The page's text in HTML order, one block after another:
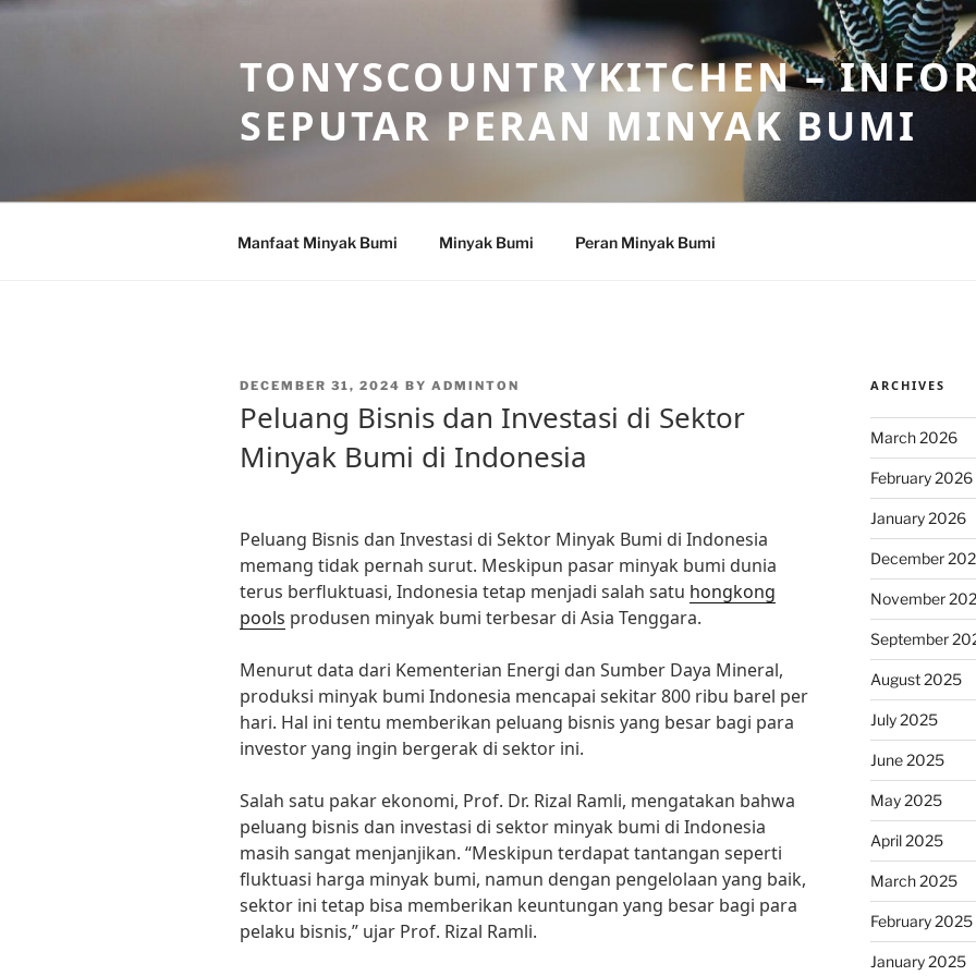
Skip
TONYSCOUNTRYKITCHEN –
SEPUTAR PERAN MINYAK BUMI
Manfaat Minyak Bumi Minyak Bumi Peran Minyak Bumi
POSTED
DECEMBER 31, 2024 BY ADMINTON
Peluang Bisnis dan Investasi di Sektor
Minyak Bumi di Indonesia
Peluang Bisnis dan Investasi di Sektor Minyak Bumi di Indonesia
memang tidak pernah surut. Meskipun pasar minyak bumi dunia
terus berfluktuasi, Indonesia tetap menjadi salah satu hongkong
pools produsen minyak bumi terbesar di Asia Tenggara.
Menurut data dari Kementerian Energi dan Sumber Daya Mineral,
produksi minyak bumi Indonesia mencapai sekitar 800 ribu barel per
hari. Hal ini tentu memberikan peluang bisnis yang besar bagi para
investor yang ingin bergerak di sektor ini.
Salah satu pakar ekonomi, Prof. Dr. Rizal Ramli, mengatakan bahwa
peluang bisnis dan investasi di sektor minyak bumi di Indonesia
masih sangat menjanjikan. “Meskipun terdapat tantangan seperti
fluktuasi harga minyak bumi, namun dengan pengelolaan yang baik,
sektor ini tetap bisa memberikan keuntungan yang besar bagi para
pelaku bisnis,” ujar Prof. Rizal Ramli.
ARCHIVES
March 2026
February 2026
January 2026
December
November
September
August 2025
July 2025
June 2025
May 2025
April 2025
March 2025
February 2025
January 2025